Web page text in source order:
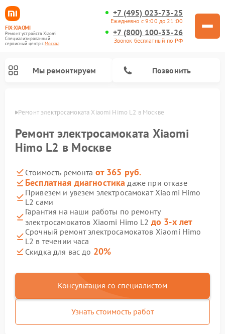
FIX-XIAOMI
Ремонт устройств Xiaomi
Специализированный
cервисный центр г.Москва
+7 (495) 023-73-25
Ежедневно с 9:00 до 21:00
+7 (800) 100-33-26
Звонок бесплатный по РФ
Мы ремонтируем Позвонить
Ремонт электросамоката Xiaomi Himo L2 в Москве
Ремонт электросамоката Xiaomi
Himo L2 в Москве
Стоимость ремонта от 365 руб.
Бесплатная диагностика даже при отказе
Привезем и увезем электросамокат Xiaomi Himo
L2 сами
Гарантия на наши работы по ремонту
электросамокатов Xiaomi Himo L2 до 3-х лет
Срочный ремонт электросамокатов Xiaomi Himo
L2 в течении часа
Скидка для вас до 20%
Консультация со специалистом
Узнать стоимость работ